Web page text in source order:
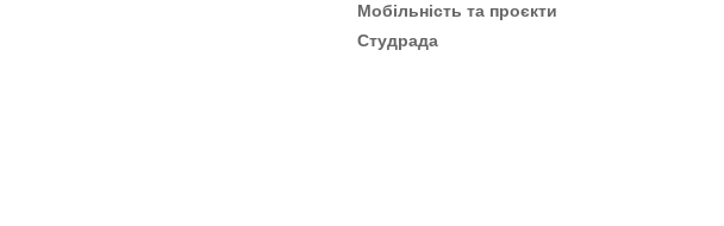
Мобільність та проєкти
Студрада